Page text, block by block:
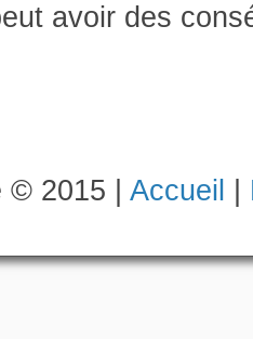
avoir des
© 2015 | Accueil